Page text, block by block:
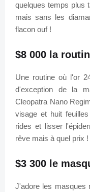
quelques temps plus
mais sans les
flacon ouf !
$8 000 la
Une routine où l'or
d'exception de la
Cleopatra Nano
visage et huit
rides et lisser
rêve mais à quel prix !
$3 300 le
J'adore les masques